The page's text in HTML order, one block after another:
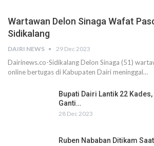
Wartawan Delon Sinaga Wafat
Sidikalang
DAIRI NEWS 29 Dec 2023
Dairinews.co-Sidikalang Delon Sinaga (51)
online bertugas di Kabupaten Dairi meninggal…
Bupati Dairi Lantik 22
Ganti…
28 Dec 2023
Ruben Nababan Ditikam